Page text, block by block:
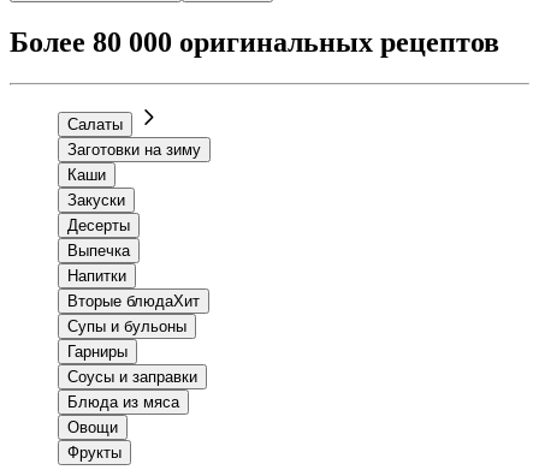
Более 80 000 оригинальных рецептов
Салаты
Заготовки на зиму
Каши
Закуски
Десерты
Выпечка
Напитки
Вторые блюдаХит
Супы и бульоны
Гарниры
Соусы и заправки
Блюда из мяса
Овощи
Фрукты